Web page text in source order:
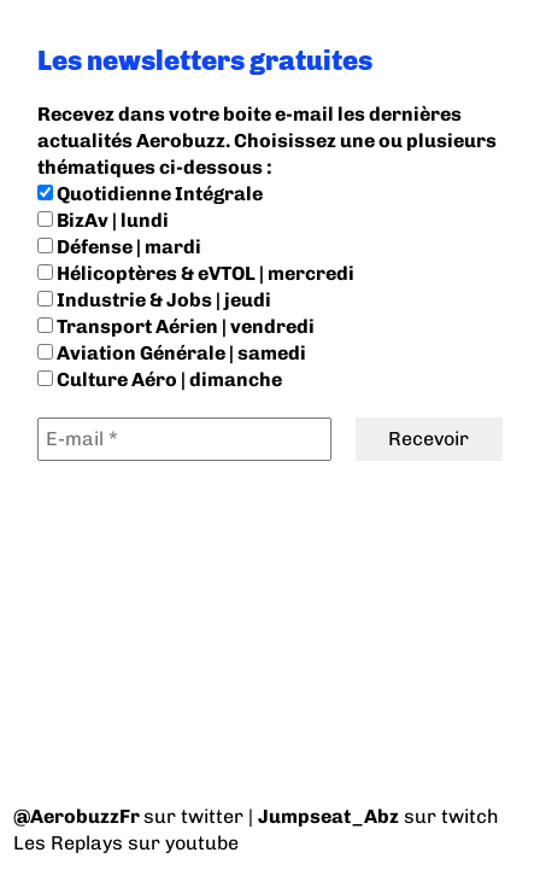
Les newsletters gratuites
Recevez dans votre boite e-mail les dernières
actualités Aerobuzz. Choisissez une ou plusieurs
thématiques ci-dessous :
Quotidienne Intégrale
BizAv | lundi
Défense | mardi
Hélicoptères & eVTOL | mercredi
Industrie & Jobs | jeudi
Transport Aérien | vendredi
Aviation Générale | samedi
Culture Aéro | dimanche
@AerobuzzFrsur twitter |Jumpseat_Abz sur twitch
Les Replays sur youtube